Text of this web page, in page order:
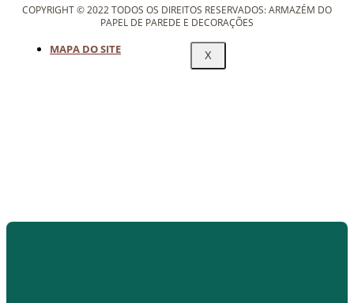
X
COPYRIGHT © 2022 TODOS OS DIREITOS RESERVADOS: ARMAZÉM DO
PAPEL DE PAREDE E DECORAÇÕES
MAPA DO SITE